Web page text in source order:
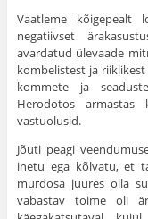
Vaatleme
negatiivset
avardatud ülevaade
kombelistest ja
kommete ja
Herodotos armastas
vastuolusid.
Jõuti peagi
inetu ega kõlvatu, et
murdosa juures olla
vabastav toime oli